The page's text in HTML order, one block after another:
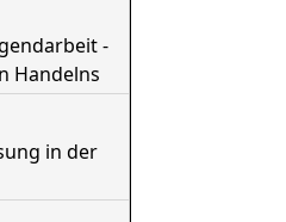
-
Handelns
in der